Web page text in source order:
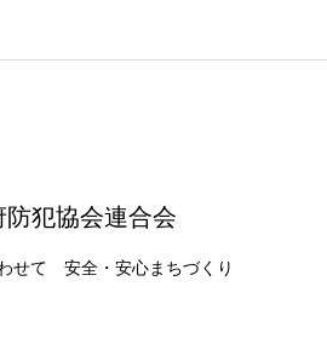
防犯協会連合会
せて 安全・安心まちづくり